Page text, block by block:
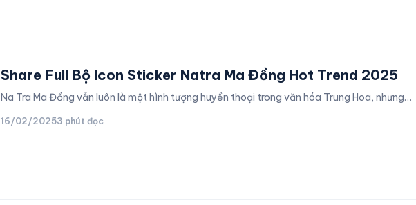
Share Full Bộ Icon Sticker Natra Ma Đồng Hot Trend 2025
Na Tra Ma Đồng vẫn luôn là một hình tượng huyền thoại trong văn hóa Trung Hoa, nhưng…
16/02/20253 phút đọc